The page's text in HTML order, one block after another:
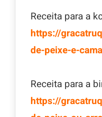
Receita para a
https://
de-peixe-e-
Receita para a
https://